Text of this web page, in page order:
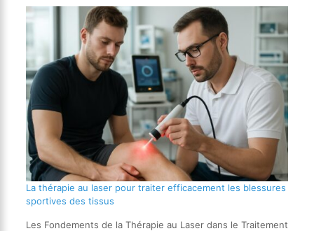
La thérapie au laser pour traiter efficacement les blessures
sportives des tissus
Les Fondements de la Thérapie au Laser dans le Traitement